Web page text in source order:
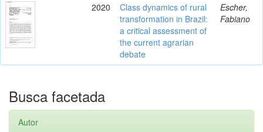
2020
Class dynamics of rural
transformation in Brazil:
a critical assessment of
the current agrarian
debate
Escher,
Fabiano
Busca facetada
Autor